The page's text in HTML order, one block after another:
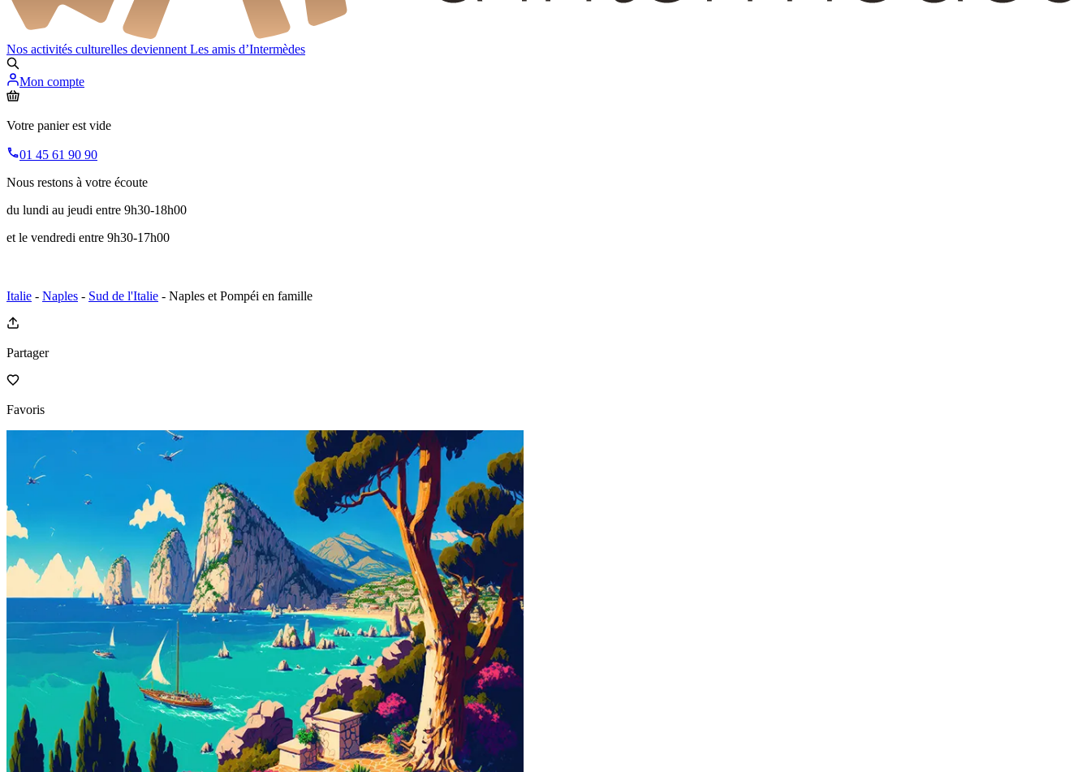
Nos activités culturelles deviennent Les amis d’Intermèdes
Mon compte
Votre panier est vide
01 45 61 90 90
Nous restons à votre écoute
du lundi au jeudi entre 9h30-18h00
et le vendredi entre 9h30-17h00
Italie - Naples - Sud de l'Italie - Naples et Pompéi en famille
Partager
Favoris